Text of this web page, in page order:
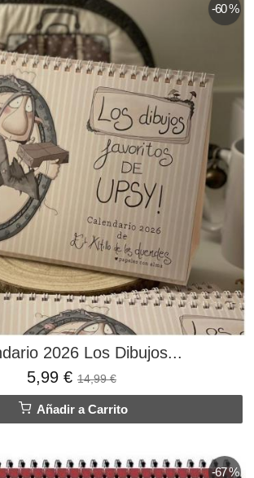
-60 %
2026 Los Dibujos...
5,99 € 14,99 €
Añadir a Carrito
-67 %